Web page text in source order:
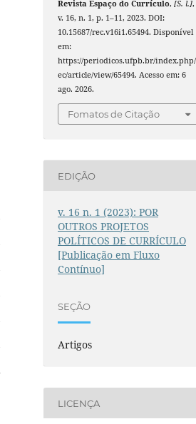
Revista Espaço do Currículo,[S. l.],
v. 16, n. 1, p. 1–11, 2023. DOI:
10.15687/rec.v16i1.65494. Disponível
em:
https://periodicos.ufpb.br/
ec/article/view/65494. Acesso em: 6
ago. 2026.
Fomatos de Citação
EDIÇÃO
v. 16 n. 1 (2023): POR
OUTROS PROJETOS
POLÍTICOS DE CURRÍCULO
[Publicação em Fluxo
Contínuo]
SEÇÃO
Artigos
LICENÇA